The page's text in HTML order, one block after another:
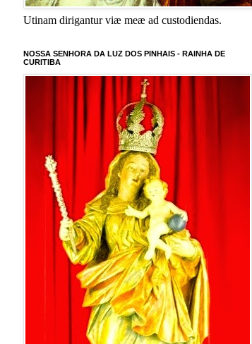
Utinam dirigantur viæ meæ ad custodiendas.
NOSSA SENHORA DA LUZ DOS PINHAIS - RAINHA DE
CURITIBA